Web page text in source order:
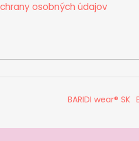
osobných údajov
BARIDI wear® SK